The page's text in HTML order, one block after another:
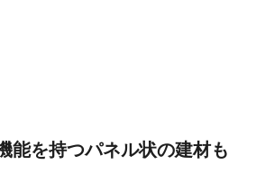
能を持つパネル状の建材も